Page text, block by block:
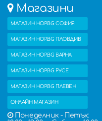
Магазини
МАГАЗИН HOP.BG СОФИЯ
МАГАЗИН HOP.BG ПЛОВДИВ
МАГАЗИН HOP.BG ВАРНА
МАГАЗИН HOP.BG РУСЕ
МАГАЗИН HOP.BG ПЛЕВЕН
ОНЛАЙН МАГАЗИН
Понеделник - Петък: